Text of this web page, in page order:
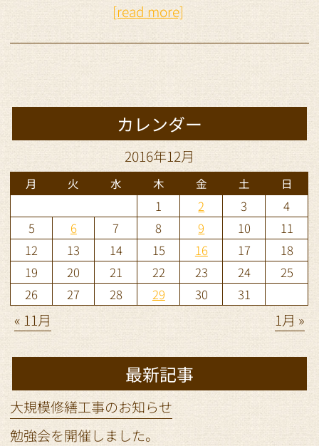
[read more]
カレンダー
2016年12月
月 火 水 木 金 土 日
1 2 3
4
5
6 7 8 9 10
11
12
13 14 15 16 17
18
19
20 21 22 23 24
25
26
27 28 29 30 31
« 11月 1月 »
最新記事
大規模修繕工事のお知らせ
勉強会を開催しました。